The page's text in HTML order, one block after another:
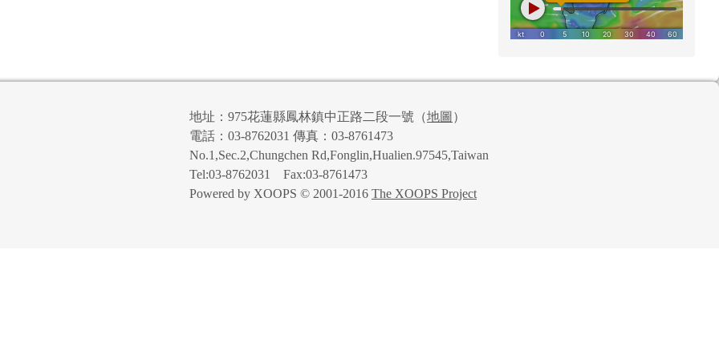
Tel:03-8762031 Fax:03-8761473
Powered by XOOPS © 2001-2016The XOOPS Project